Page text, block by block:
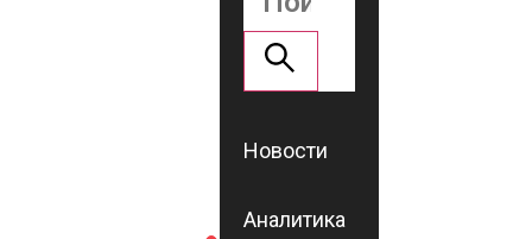
Новости
Аналитика